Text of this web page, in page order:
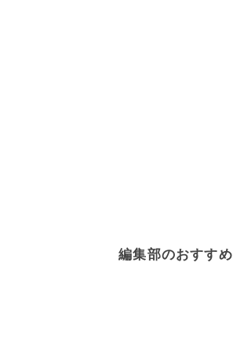
編集部のおすすめ